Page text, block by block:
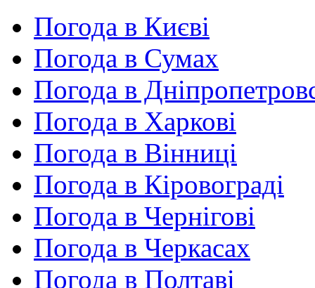
Погода в Києві
Погода в Сумах
Погода в
Погода в Харкові
Погода в Вінниці
Погода в Кіровограді
Погода в Чернігові
Погода в Черкасах
Погода в Полтаві